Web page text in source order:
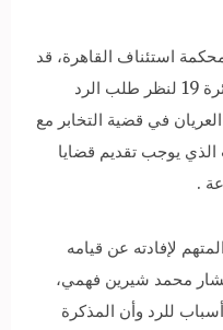
استئناف القاهرة، قد
حدد جلسة اليوم 12 أكتوبر أمام الدائرة 19 لنظر طلب الرد
في قضية التخابر مع
يوجب تقديم قضايا
لإفادته عن قيامه
برئاسة المستشار محمد شيرين فهمي،
للرد وأن المذكرة